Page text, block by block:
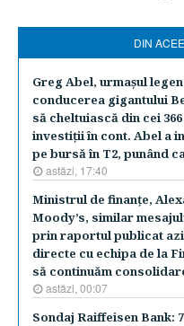
DIN
Greg Abel, urmaşul
conducerea gigantului
să cheltuiască din cei
investiţii în cont. Abel a
pe bursă în T2, punând
astăzi, 17:40
Ministrul de finanţe,
Moody’s, similar
prin raportul publicat
directe cu echipa de la
să continuăm
astăzi, 00:07
Sondaj Raiffeisen Bank: